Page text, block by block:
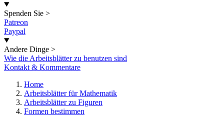
Spenden Sie >
Patreon
Paypal
Andere Dinge >
Wie die Arbeitsblätter zu benutzen sind
Kontakt & Kommentare
Home
Arbeitsblätter für Mathematik
Arbeitsblätter zu Figuren
Formen bestimmen